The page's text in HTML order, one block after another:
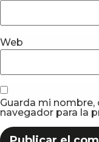
Web
Guarda mi
navegador para la